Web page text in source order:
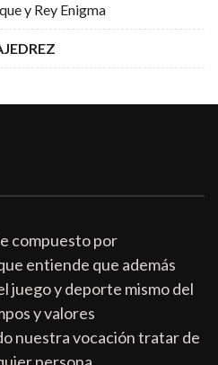
y Rey Enigma
compuesto por
entiende que además
juego y deporte mismo del
y valores
nuestra vocación tratar de